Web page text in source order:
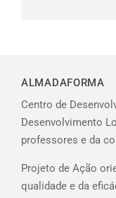
ALMADAFORMA
Centro de
Desenvolvimento
professores e da
Projeto de Ação
qualidade e da